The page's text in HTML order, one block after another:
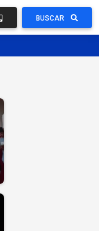
BUSCAR